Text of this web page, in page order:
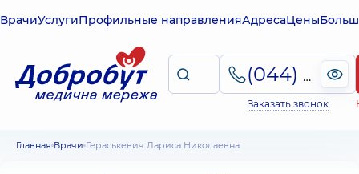
ВрачиУслугиПрофильные направленияАдресаЦены
(044) 495-2-888
Заказать звонок
Главная Врачи Гераськевич Лариса Николаевна